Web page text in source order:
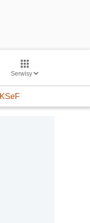
Serwisy
KSeF